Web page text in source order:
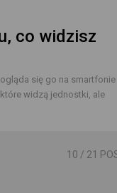
co widzisz
się go na smartfonie
widzą jednostki, ale
10 / 21